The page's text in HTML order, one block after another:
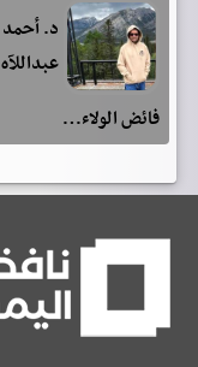
د. أحمد
عبداللآه
فائض الولاء…